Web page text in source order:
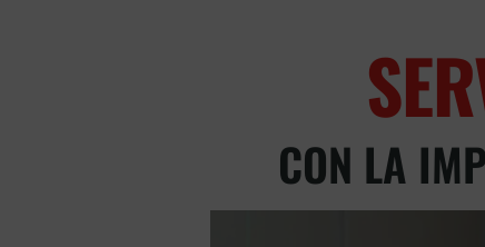
CON LA